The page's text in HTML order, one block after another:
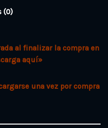
(0)
al finalizar la compra en
aquí»
una vez por compra